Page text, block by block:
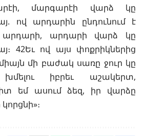
մարգարէի վարձ կը
ով արդարին ընդունում է
արդարի, արդարի վարձ կը
42Եւ ով այս փոքրիկներից
մի բաժակ սառը ջուր կը
իբրեւ աշակերտ,
եմ ասում ձեզ, իր վարձը